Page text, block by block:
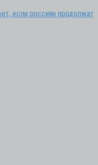
если россиян продолжат